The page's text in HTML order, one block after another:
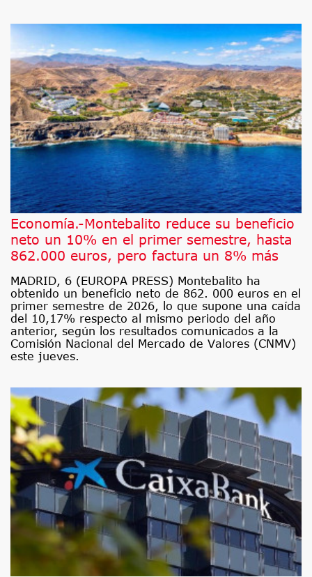
Economía.-Montebalito reduce su beneficio
neto un 10% en el primer semestre, hasta
862.000 euros, pero factura un 8% más
MADRID, 6 (EUROPA PRESS) Montebalito ha
obtenido un beneficio neto de 862. 000 euros en el
primer semestre de 2026, lo que supone una caída
del 10,17% respecto al mismo periodo del año
anterior, según los resultados comunicados a la
Comisión Nacional del Mercado de Valores (CNMV)
este jueves.